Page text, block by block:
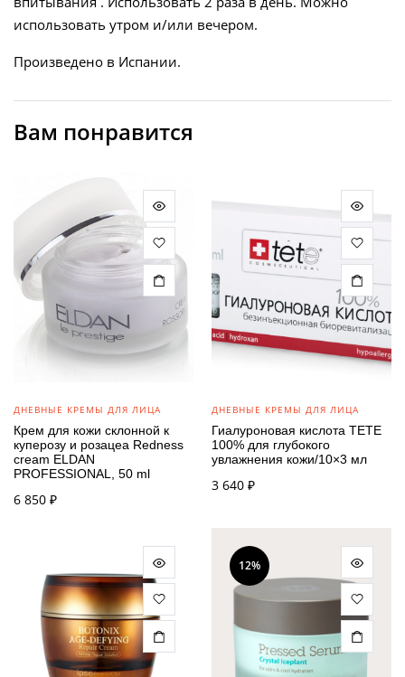
использовать утром и/или вечером.
Произведено в Испании.
Вам понравится
ДНЕВНЫЕ КРЕМЫ ДЛЯ ЛИЦА
Крем для кожи склонной к
куперозу и розацеа Redness
cream ELDAN
PROFESSIONAL, 50 ml
6 850 ₽
ДНЕВНЫЕ КРЕМЫ ДЛЯ ЛИЦА
Гиалуроновая кислота TETE
100% для глубокого
увлажнения кожи/10×3 мл
3 640 ₽
12%